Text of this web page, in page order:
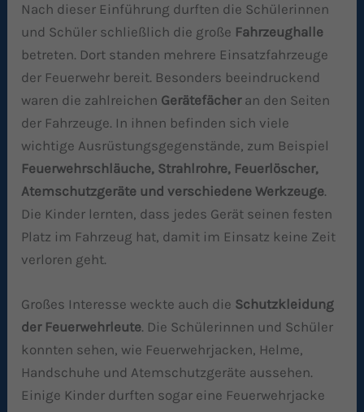
Nach dieser Einführung durften die Schülerinnen
und Schüler schließlich die große Fahrzeughalle
betreten. Dort standen mehrere Einsatzfahrzeuge
der Feuerwehr bereit. Besonders beeindruckend
waren die zahlreichen Gerätefächeran den Seiten
der Fahrzeuge. In ihnen befinden sich viele
wichtige Ausrüstungsgegenstände, zum Beispiel
Feuerwehrschläuche, Strahlrohre, Feuerlöscher,
Atemschutzgeräte und verschiedene Werkzeuge.
Die Kinder lernten, dass jedes Gerät seinen festen
Platz im Fahrzeug hat, damit im Einsatz keine Zeit
verloren geht.
Großes Interesse weckte auch die Schutzkleidung
der Feuerwehrleute. Die Schülerinnen und Schüler
konnten sehen, wie Feuerwehrjacken, Helme,
Handschuhe und Atemschutzgeräte aussehen.
Einige Kinder durften sogar eine Feuerwehrjacke